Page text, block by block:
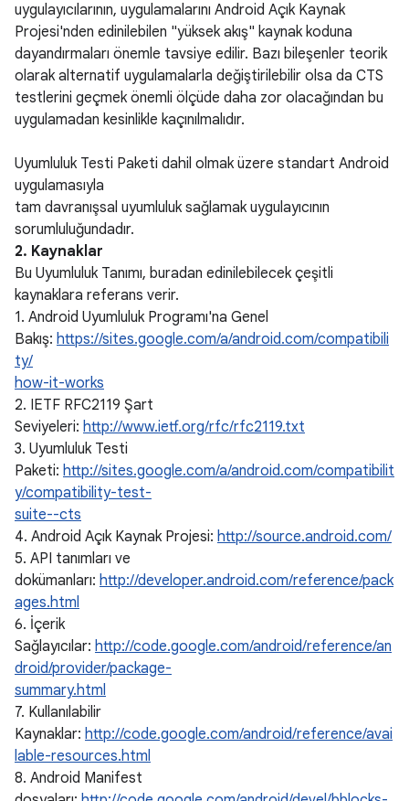
uygulayıcılarının, uygulamalarını Android Açık Kaynak
Projesi'nden edinilebilen "yüksek akış" kaynak koduna
dayandırmaları önemle tavsiye edilir. Bazı bileşenler teorik
olarak alternatif uygulamalarla değiştirilebilir olsa da CTS
testlerini geçmek önemli ölçüde daha zor olacağından bu
uygulamadan kesinlikle kaçınılmalıdır.
Uyumluluk Testi Paketi dahil olmak üzere standart Android
uygulamasıyla
tam davranışsal uyumluluk sağlamak uygulayıcının
sorumluluğundadır.
2. Kaynaklar
Bu Uyumluluk Tanımı, buradan edinilebilecek çeşitli
kaynaklara referans verir.
1. Android Uyumluluk Programı'na Genel
Bakış: https://sites.google.com/a/android.com/compatibili
ty/
how-it-works
2. IETF RFC2119 Şart
Seviyeleri: http://www.ietf.org/rfc/rfc2119.txt
3. Uyumluluk Testi
Paketi: http://sites.google.com/a/android.com/compatibilit
y/compatibility-test-
suite--cts
4. Android Açık Kaynak Projesi: http://source.android.com/
5. API tanımları ve
dokümanları: http://developer.android.com/reference/pack
ages.html
6. İçerik
Sağlayıcılar: http://code.google.com/android/reference/an
droid/provider/package-
summary.html
7. Kullanılabilir
Kaynaklar: http://code.google.com/android/reference/avai
lable-resources.html
8. Android Manifest